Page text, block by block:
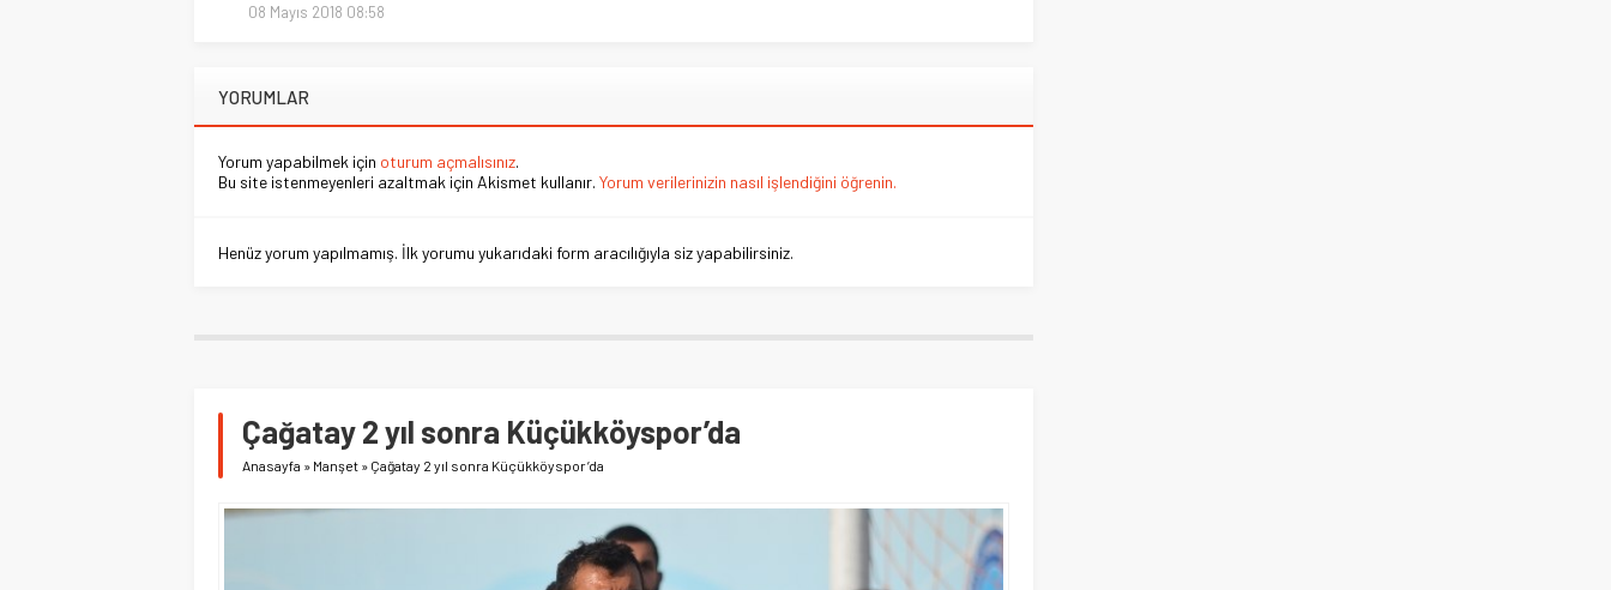
08 Mayıs 2018 08:58
YORUMLAR
Yorum yapabilmek için oturum açmalısınız.
Bu site istenmeyenleri azaltmak için Akismet kullanır. Yorum verilerinizin nasıl işlendiğini öğrenin.
Henüz yorum yapılmamış. İlk yorumu yukarıdaki form aracılığıyla siz yapabilirsiniz.
Çağatay 2 yıl sonra Küçükköyspor’da
Anasayfa » Manşet » Çağatay 2 yıl sonra Küçükköyspor’da